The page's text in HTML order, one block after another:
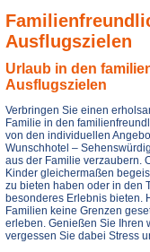
Ausflugszielen
Urlaub in den
Ausflugszielen
Verbringen Sie einen
Familie in den
von den individuellen
Wunschhotel –
aus der Familie verzaubern.
Kinder gleichermaßen
zu bieten haben oder in den
besonderes Erlebnis bieten.
Familien keine Grenzen
erleben. Genießen Sie Ihren
vergessen Sie dabei Stress